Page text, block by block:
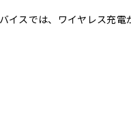
イスでは、ワイヤレス充電